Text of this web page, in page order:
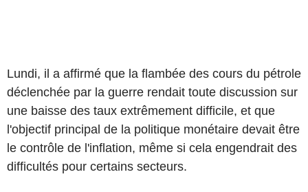
Lundi, il a affirmé que la flambée des cours du pétrole
déclenchée par la guerre rendait toute discussion sur
une baisse des taux extrêmement difficile, et que
l'objectif principal de la politique monétaire devait être
le contrôle de l'inflation, même si cela engendrait des
difficultés pour certains secteurs.